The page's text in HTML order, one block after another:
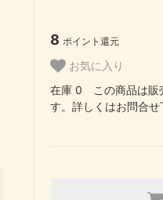
8 ポイント還元
お気に入り
在庫 0 この商品は販
す。詳しくはお問合せ